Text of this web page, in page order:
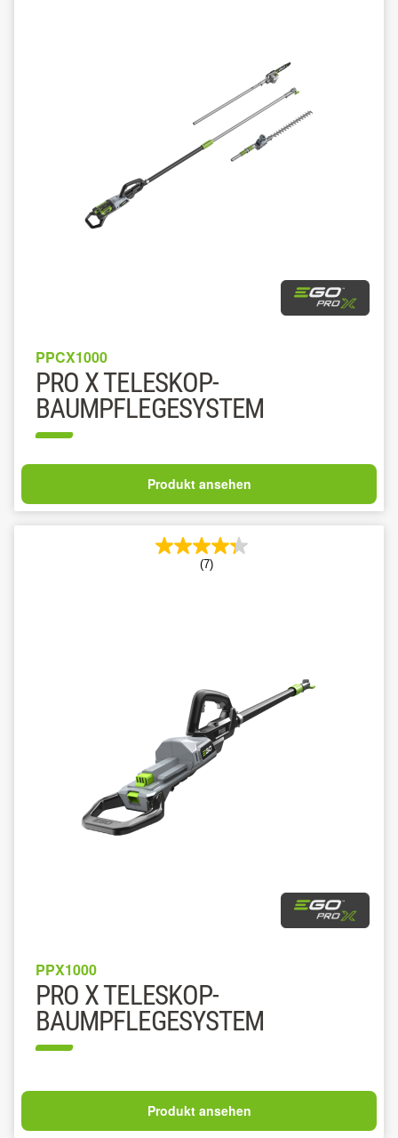
PPCX1000
PRO X TELESKOP-
BAUMPFLEGESYSTEM
Produkt ansehen
(7)
PPX1000
PRO X TELESKOP-
BAUMPFLEGESYSTEM
Produkt ansehen